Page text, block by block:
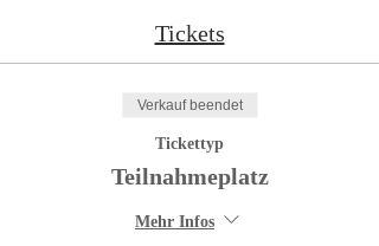
Tickets
Verkauf beendet
Tickettyp
Teilnahmeplatz
Mehr Infos